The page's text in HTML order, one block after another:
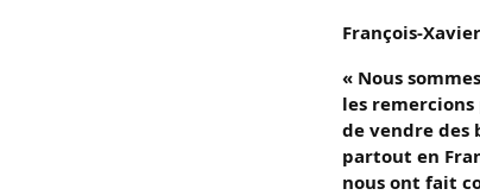
François-
« Nous
les
de vendre des
partout en
nous ont fait